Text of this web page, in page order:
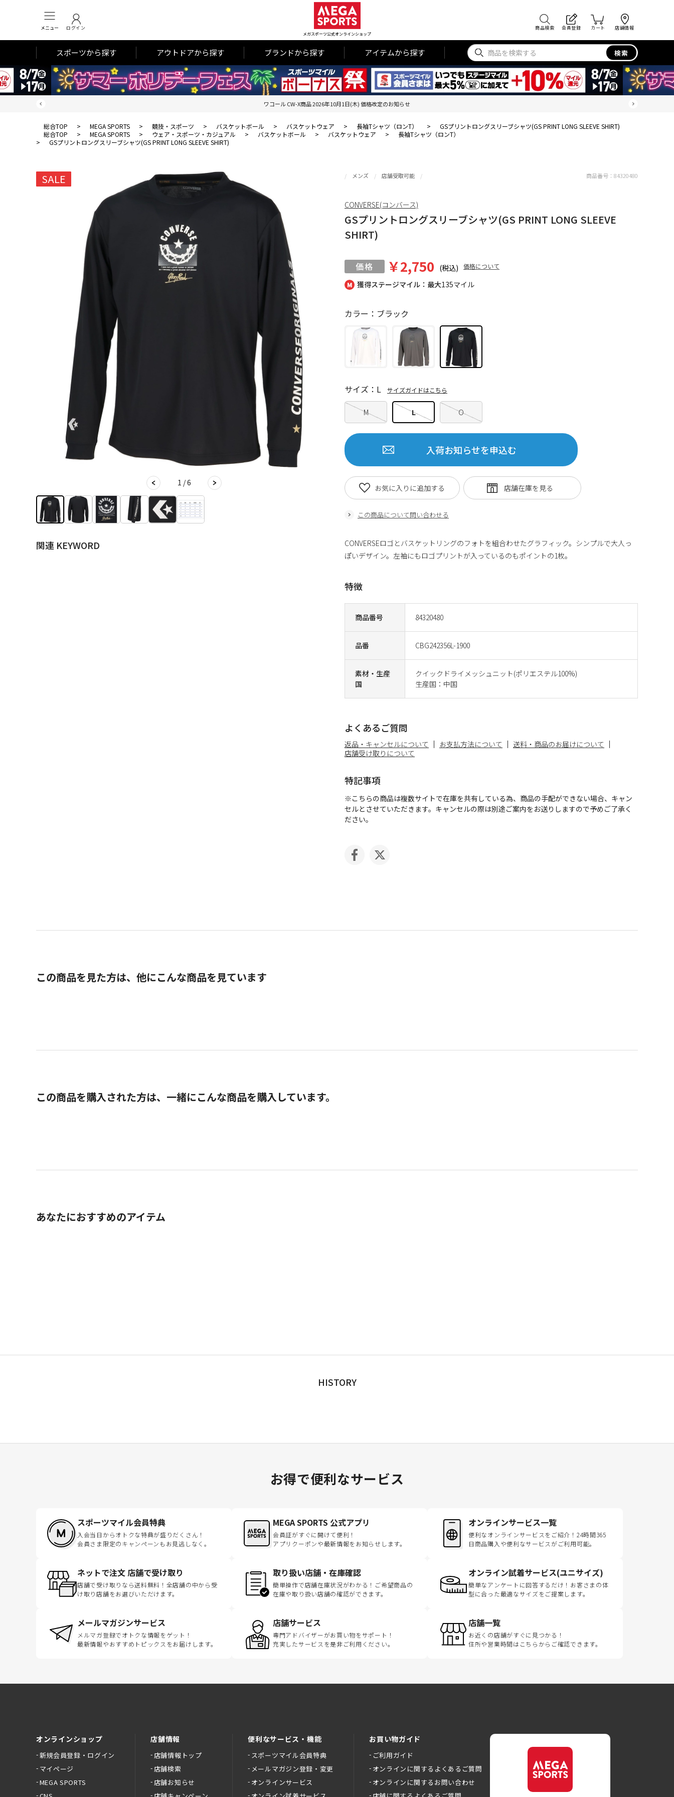
メニュー ログイン
メガスポーツ公式オンラインショップ
商品検索 会員登録 カート 店舗情報
スポーツから探す アウトドアから探す ブランドから探す アイテムから探す 検索
ワコール CW-X商品 2026年10月1日(木) 価格改定のお知らせ
総合TOP > MEGA SPORTS > 競技・スポーツ > バスケットボール > バスケットウェア > 長袖Tシャツ（ロンT） >
GSプリントロングスリーブシャツ(GS PRINT LONG SLEEVE SHIRT)
総合TOP
> MEGA SPORTS > ウェア・スポーツ・カジュアル > バスケットボール > バスケットウェア >
長袖Tシャツ（ロンT）
>
GSプリントロングスリーブシャツ(GS PRINT LONG SLEEVE SHIRT)
SALE
1 / 6
関連 KEYWORD
獲得ステージマイル：最大135マイル
メンズ 店舗受取可能
GSプリントロングスリーブシャツ(GS PRINT LONG SLEEVE
SHIRT)
￥2,750 (税込) 価格について
商品番号 84320480
品番 CBG242356L-1900
素材・生産
国
クイックドライメッシュニット(ポリエステル100%)
生産国：中国
カラー：ブラック
M L O
サイズ：L サイズガイドはこちら
入荷お知らせを申込む
この商品について問い合わせる
お気に入りに追加する
商品番号： 84320480
CONVERSE(コンバース)
CONVERSEロゴとバスケットリングのフォトを組合わせたグラフィック。シンプルで大人っ
ぽいデザイン。左袖にもロゴプリントが入っているのもポイントの1枚。
特徴
よくあるご質問
返品・キャンセルについて お支払方法について
送料・商品のお届けについて
店舗受け取りについて
特記事項
※こちらの商品は複数サイトで在庫を共有している為、商品の手配ができない場合、キャン
セルとさせていただきます。キャンセルの際は別途ご案内をお送りしますので予めご了承く
ださい。
この商品を見た方は、他にこんな商品を見ています
この商品を購入された方は、一緒にこんな商品を購入しています。
あなたにおすすめのアイテム
HISTORY
お得で便利なサービス
スポーツマイル会員特典
入会当日からオトクな特典が盛りだくさん！
会員さま限定のキャンペーンもお見逃しなく。
MEGA SPORTS 公式アプリ
会員証がすぐに開けて便利！
アプリクーポンや最新情報をお知らせします。
オンラインサービス一覧
便利なオンラインサービスをご紹介！24時間365
日商品購入や便利なサービスがご利用可能。
ネットで注文 店舗で受け取り
店舗で受け取りなら送料無料！全店舗の中から受
け取り店舗をお選びいただけます。
取り扱い店舗・在庫確認
簡単操作で店舗在庫状況がわかる！ご希望商品の
在庫や取り扱い店舗の確認ができます。
オンライン試着サービス(ユニサイズ)
簡単なアンケートに回答するだけ！お客さまの体
型に合った最適なサイズをご提案します。
メールマガジンサービス
メルマガ登録でオトクな情報をゲット！
最新情報やおすすめトピックスをお届けします。
店舗サービス
専門アドバイザーがお買い物をサポート！
充実したサービスを是非ご利用ください。
店舗一覧
お近くの店舗がすぐに見つかる！
住所や営業時間はこちらからご確認できます。
オンラインショップ
新規会員登録・ログイン
マイページ
MEGA SPORTS
店舗情報
店舗情報トップ
店舗検索
店舗お知らせ
便利なサービス・機能
スポーツマイル会員特典
メールマガジン登録・変更
オンラインサービス
お買い物ガイド
ご利用ガイド
オンラインに関するよくあるご質問
オンラインに関するお問い合わせ